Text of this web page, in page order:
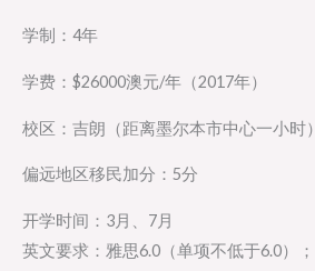
学制：4年
学费：$26000澳元/年（2017年）
校区：吉朗（距离墨尔本市中心一小时）
偏远地区移民加分：5分
开学时间：3月、7月
英文要求：雅思6.0（单项不低于6.0）；